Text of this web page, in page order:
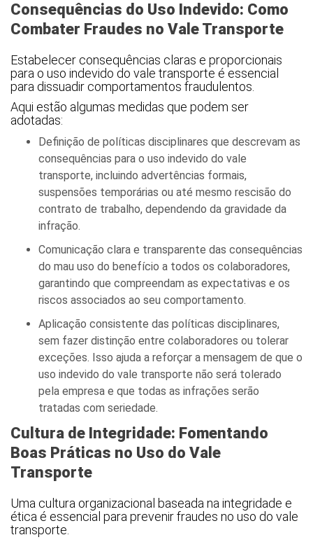
Consequências do Uso Indevido: Como
Combater Fraudes no Vale Transporte
Estabelecer consequências claras e proporcionais
para o uso indevido do vale transporte é essencial
para dissuadir comportamentos fraudulentos.
Aqui estão algumas medidas que podem ser
adotadas:
Definição de políticas disciplinares que descrevam as
consequências para o uso indevido do vale
transporte, incluindo advertências formais,
suspensões temporárias ou até mesmo rescisão do
contrato de trabalho, dependendo da gravidade da
infração.
Comunicação clara e transparente das consequências
do mau uso do benefício a todos os colaboradores,
garantindo que compreendam as expectativas e os
riscos associados ao seu comportamento.
Aplicação consistente das políticas disciplinares,
sem fazer distinção entre colaboradores ou tolerar
exceções. Isso ajuda a reforçar a mensagem de que o
uso indevido do vale transporte não será tolerado
pela empresa e que todas as infrações serão
tratadas com seriedade.
Cultura de Integridade: Fomentando
Boas Práticas no Uso do Vale
Transporte
Uma cultura organizacional baseada na integridade e
ética é essencial para prevenir fraudes no uso do vale
transporte.